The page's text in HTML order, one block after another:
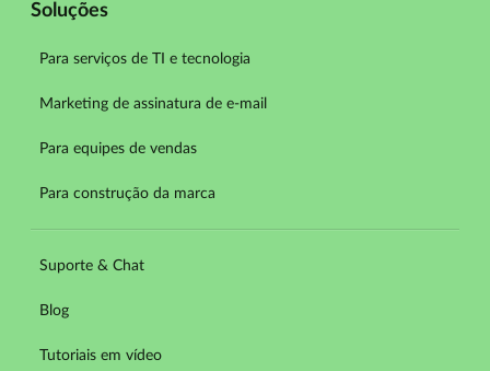
Soluções
Para serviços de TI e tecnologia
Marketing de assinatura de e-mail
Para equipes de vendas
Para construção da marca
Suporte & Chat
Blog
Tutoriais em vídeo